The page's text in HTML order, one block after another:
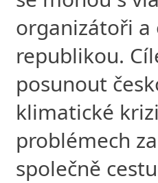
organizátoři
republikou.
posunout
klimatické
problémech
společně